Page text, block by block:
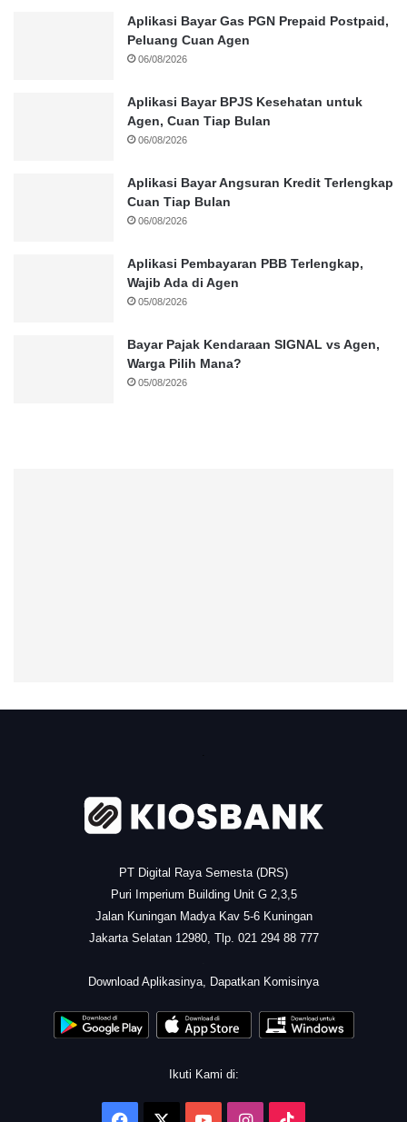
Aplikasi Bayar Gas PGN Prepaid Postpaid,
Peluang Cuan Agen
06/08/2026
Aplikasi Bayar BPJS Kesehatan untuk
Agen, Cuan Tiap Bulan
06/08/2026
Aplikasi Bayar Angsuran Kredit Terlengkap
Cuan Tiap Bulan
06/08/2026
Aplikasi Pembayaran PBB Terlengkap,
Wajib Ada di Agen
05/08/2026
Bayar Pajak Kendaraan SIGNAL vs Agen,
Warga Pilih Mana?
05/08/2026
.
PT Digital Raya Semesta (DRS)
Puri Imperium Building Unit G 2,3,5
Jalan Kuningan Madya Kav 5-6 Kuningan
Jakarta Selatan 12980, Tlp. 021 294 88 777
Download Aplikasinya, Dapatkan Komisinya
Ikuti Kami di: